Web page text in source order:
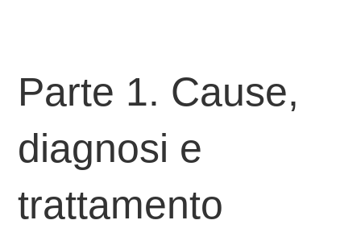
Parte 1. Cause,
diagnosi e
trattamento